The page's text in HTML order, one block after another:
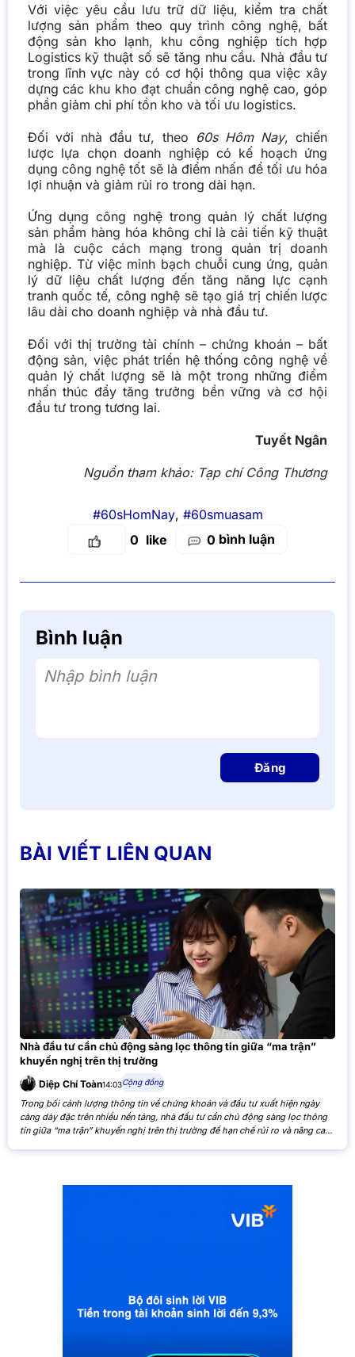
Với việc yêu cầu lưu trữ dữ liệu, kiểm tra chất
lượng sản phẩm theo quy trình công nghệ, bất
động sản kho lạnh, khu công nghiệp tích hợp
Logistics kỹ thuật số sẽ tăng nhu cầu. Nhà đầu tư
trong lĩnh vực này có cơ hội thông qua việc xây
dựng các khu kho đạt chuẩn công nghệ cao, góp
phần giảm chi phí tồn kho và tối ưu logistics.
Đối với nhà đầu tư, theo 60s Hôm Nay, chiến
lược lựa chọn doanh nghiệp có kế hoạch ứng
dụng công nghệ tốt sẽ là điểm nhấn để tối ưu hóa
lợi nhuận và giảm rủi ro trong dài hạn.
Ứng dụng công nghệ trong quản lý chất lượng
sản phẩm hàng hóa không chỉ là cải tiến kỹ thuật
mà là cuộc cách mạng trong quản trị doanh
nghiệp. Từ việc minh bạch chuỗi cung ứng, quản
lý dữ liệu chất lượng đến tăng năng lực cạnh
tranh quốc tế, công nghệ sẽ tạo giá trị chiến lược
lâu dài cho doanh nghiệp và nhà đầu tư.
Đối với thị trường tài chính – chứng khoán – bất
động sản, việc phát triển hệ thống công nghệ về
quản lý chất lượng sẽ là một trong những điểm
nhấn thúc đẩy tăng trưởng bền vững và cơ hội
đầu tư trong tương lai.
Tuyết Ngân
Nguồn tham khảo: Tạp chí Công Thương
#60sHomNay, #60smuasam
0
0 bình luận
Bình luận
Nhập bình luận
Đăng
BÀI VIẾT LIÊN QUAN
Nhà đầu tư cần chủ động sàng lọc thông tin giữa “ma trận”
khuyến nghị trên thị trường
Diệp Chí Toàn14:03Cộng đồng
Trong bối cảnh lượng thông tin về chứng khoán và đầu tư xuất hiện ngày
càng dày đặc trên nhiều nền tảng, nhà đầu tư cần chủ động sàng lọc thông
tin giữa “ma trận” khuyến nghị trên thị trường để hạn chế rủi ro và nâng cao